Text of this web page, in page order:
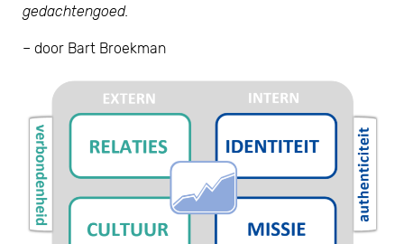
gedachtengoed.
– door Bart Broekman